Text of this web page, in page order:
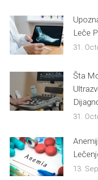
Leče
31.
Šta
31.
13.